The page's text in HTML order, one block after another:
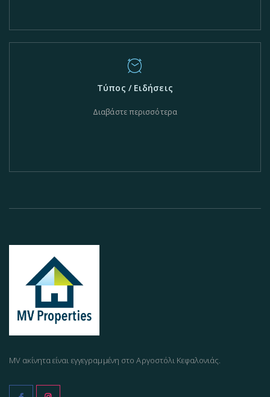
Τύπος / Ειδήσεις
Διαβάστε περισσότερα
MV ακίνητα είναι εγγεγραμμένη στο Αργοστόλι Κεφαλονιάς.